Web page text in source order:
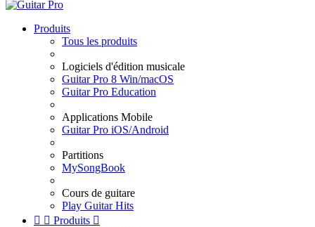
Produits
Tous les produits
Logiciels d'édition musicale
Guitar Pro 8 Win/macOS
Guitar Pro Education
Applications Mobile
Guitar Pro iOS/Android
Partitions
MySongBook
Cours de guitare
Play Guitar Hits
  Produits 